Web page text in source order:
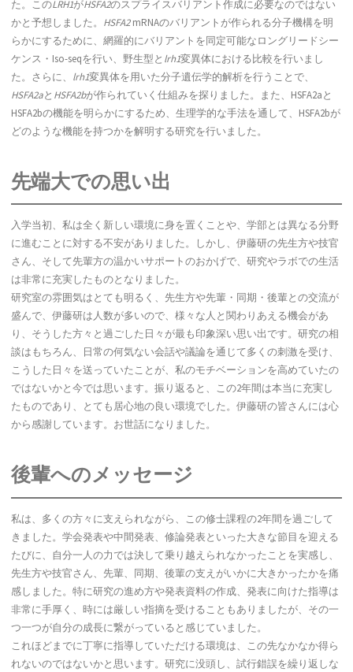
た。このLRH1がHSFA2のスプライスバリアント作成に必要なのではない
かと予想しました。 HSFA2mRNAのバリアントが作られる分子機構を明
らかにするために、網羅的にバリアントを同定可能なロングリードシー
ケンス・Iso-seqを行い、野生型と lrh1変異体における比較を行いまし
た。さらに、 lrh1変異体を用いた分子遺伝学的解析を行うことで、
HSFA2aと HSFA2bが作られていく仕組みを探りました。また、HSFA2aと
HSFA2bの機能を明らかにするため、生理学的な手法を通して、HSFA2bが
どのような機能を持つかを解明する研究を行いました。
先端大での思い出
入学当初、私は全く新しい環境に身を置くことや、学部とは異なる分野
に進むことに対する不安がありました。しかし、伊藤研の先生方や技官
さん、そして先輩方の温かいサポートのおかげで、研究やラボでの生活
は非常に充実したものとなりました。
研究室の雰囲気はとても明るく、先生方や先輩・同期・後輩との交流が
盛んで、伊藤研は人数が多いので、様々な人と関わりあえる機会があ
り、そうした方々と過ごした日々が最も印象深い思い出です。研究の相
談はもちろん、日常の何気ない会話や議論を通じて多くの刺激を受け、
こうした日々を送っていたことが、私のモチベーションを高めていたの
ではないかと今では思います。振り返ると、この2年間は本当に充実し
たものであり、とても居心地の良い環境でした。伊藤研の皆さんには心
から感謝しています。お世話になりました。
後輩へのメッセージ
私は、多くの方々に支えられながら、この修士課程の2年間を過ごして
きました。学会発表や中間発表、修論発表といった大きな節目を迎える
たびに、自分一人の力では決して乗り越えられなかったことを実感し、
先生方や技官さん、先輩、同期、後輩の支えがいかに大きかったかを痛
感しました。特に研究の進め方や発表資料の作成、発表に向けた指導は
非常に手厚く、時には厳しい指摘を受けることもありましたが、その一
つ一つが自分の成長に繋がっていると感じていました。
これほどまでに丁寧に指導していただける環境は、この先なかなか得ら
れないのではないかと思います。研究に没頭し、試行錯誤を繰り返しな